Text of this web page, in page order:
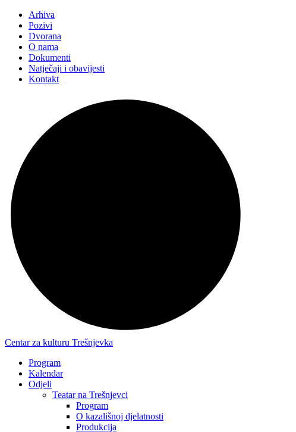
Arhiva
Pozivi
Dvorana
O nama
Dokumenti
Natječaji i obavijesti
Kontakt
Centar za kulturu Trešnjevka
Program
Kalendar
Odjeli
Teatar na Trešnjevci
Program
O kazališnoj djelatnosti
Produkcija